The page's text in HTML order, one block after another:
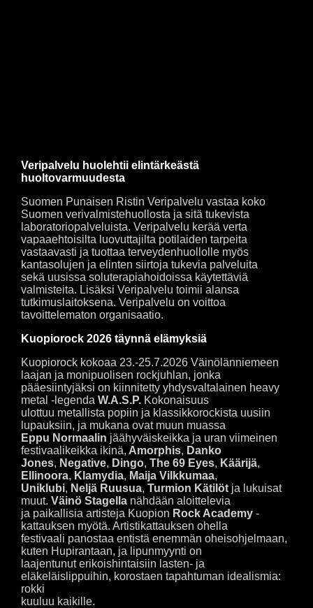
Veripalvelu huolehtii elintärkeästä
huoltovarmuudesta
Suomen Punaisen Ristin Veripalvelu vastaa koko
Suomen verivalmistehuollosta ja sitä tukevista
laboratoriopalveluista. Veripalvelu kerää verta
vapaaehtoisilta luovuttajilta potilaiden tarpeita
vastaavasti ja tuottaa terveydenhuollolle myös
kantasolujen ja elinten siirtoja tukevia palveluita
sekä uusissa soluterapiahoidoissa käytettäviä
valmisteita. Lisäksi Veripalvelu toimii alansa
tutkimuslaitoksena. Veripalvelu on voittoa
tavoittelematon organisaatio.
Kuopiorock 2026 täynnä elämyksiä
Kuopiorock kokoaa 23.-25.7.2026 Väinölänniemeen
laajan ja monipuolisen rockjuhlan, jonka
pääesiintyjäksi on kiinnitetty yhdysvaltalainen heavy
metal -legenda W.A.S.P. Kokonaisuus
ulottuu metallista popiin ja klassikkorockista uusiin
lupauksiin, ja mukana ovat muun muassa
Eppu Normaalin jäähyväiskeikka ja uran viimeinen
festivaalikeikka ikinä, Amorphis, Danko
Jones, Negative, Dingo, The 69 Eyes, Käärijä,
Ellinoora, Klamydia, Maija Vilkkumaa,
Uniklubi, Neljä Ruusua, Turmion Kätilöt ja lukuisat
muut. Väinö Stagella nähdään aloittelevia
ja paikallisia artisteja Kuopion Rock Academy -
kattauksen myötä. Artistikattauksen ohella
festivaali panostaa entistä enemmän oheisohjelmaan,
kuten Hupirantaan, ja lipunmyynti on
laajentunut erikoishintaisiin lasten- ja
eläkeläislippuihin, korostaen tapahtuman idealismia:
rokki
kuuluu kaikille.